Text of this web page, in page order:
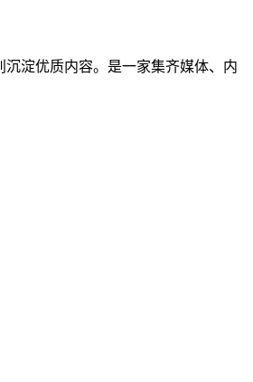
淀优质内容。是一家集齐媒体、内